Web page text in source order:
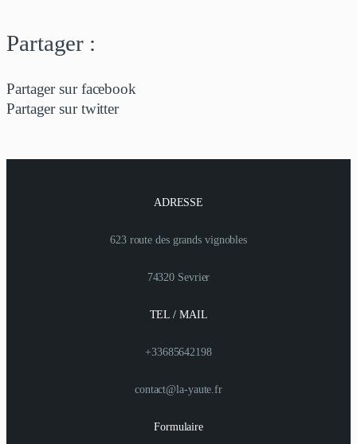
Partager :
Partager sur facebook
Partager sur twitter
ADRESSE
623 route des grands vignobles
74320 Sevrier
TEL / MAIL
+33685642198
contact@la-yaute.fr
Formulaire